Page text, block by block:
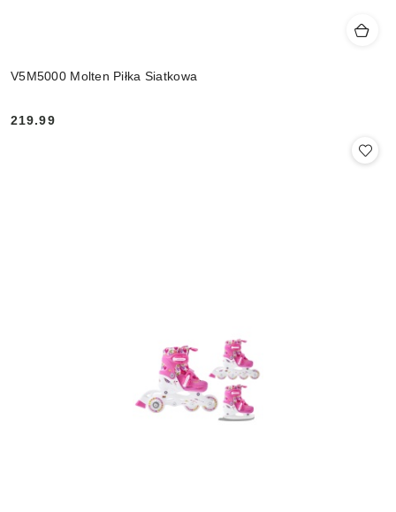
V5M5000 Molten Piłka Siatkowa
Cena:
219.99